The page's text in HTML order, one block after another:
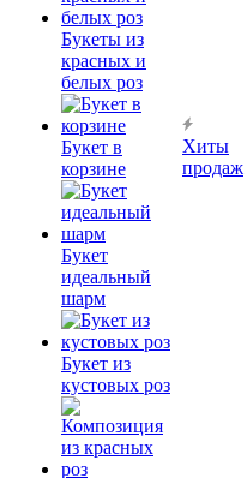
Букеты из
красных и
белых роз
Букет в
корзине
Букет
идеальный
шарм
Букет из
кустовых роз
Хиты
продаж